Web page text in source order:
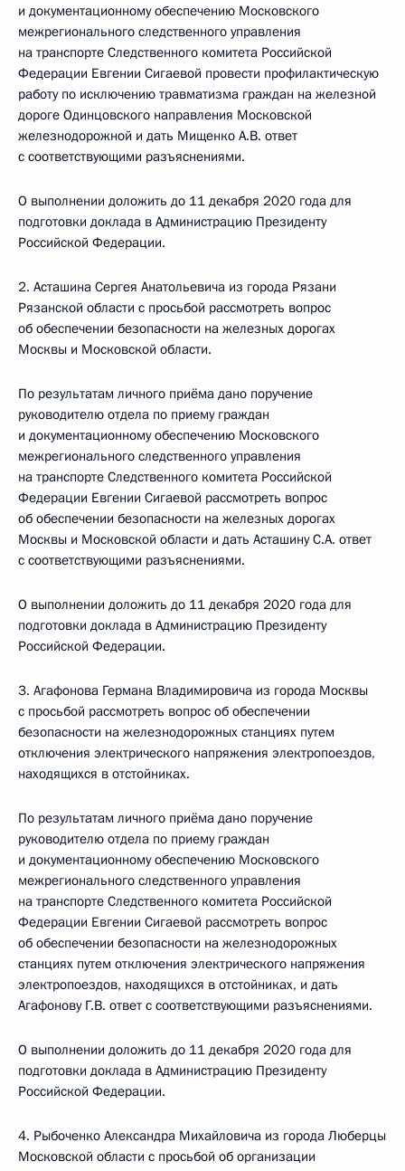
и документационному обеспечению Московского
межрегионального следственного управления
на транспорте Следственного комитета Российской
Федерации Евгении Сигаевой провести профилактическую
работу по исключению травматизма граждан на железной
дороге Одинцовского направления Московской
железнодорожной и дать Мищенко А.В. ответ
с соответствующими разъяснениями.
О выполнении доложить до 11 декабря 2020 года для
подготовки доклада в Администрацию Президенту
Российской Федерации.
2. Асташина Сергея Анатольевича из города Рязани
Рязанской области с просьбой рассмотреть вопрос
об обеспечении безопасности на железных дорогах
Москвы и Московской области.
По результатам личного приёма дано поручение
руководителю отдела по приему граждан
и документационному обеспечению Московского
межрегионального следственного управления
на транспорте Следственного комитета Российской
Федерации Евгении Сигаевой рассмотреть вопрос
об обеспечении безопасности на железных дорогах
Москвы и Московской области и дать Асташину С.А. ответ
с соответствующими разъяснениями.
О выполнении доложить до 11 декабря 2020 года для
подготовки доклада в Администрацию Президенту
Российской Федерации.
3. Агафонова Германа Владимировича из города Москвы
с просьбой рассмотреть вопрос об обеспечении
безопасности на железнодорожных станциях путем
отключения электрического напряжения электропоездов,
находящихся в отстойниках.
По результатам личного приёма дано поручение
руководителю отдела по приему граждан
и документационному обеспечению Московского
межрегионального следственного управления
на транспорте Следственного комитета Российской
Федерации Евгении Сигаевой рассмотреть вопрос
об обеспечении безопасности на железнодорожных
станциях путем отключения электрического напряжения
электропоездов, находящихся в отстойниках, и дать
Агафонову Г.В. ответ с соответствующими разъяснениями.
О выполнении доложить до 11 декабря 2020 года для
подготовки доклада в Администрацию Президенту
Российской Федерации.
4. Рыбоченко Александра Михайловича из города Люберцы
Московской области с просьбой об организации